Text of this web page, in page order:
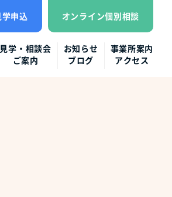
申込 オンライン個別相談
見学・相談会
ご案内
お知らせ
ブログ
事業所案内
アクセス